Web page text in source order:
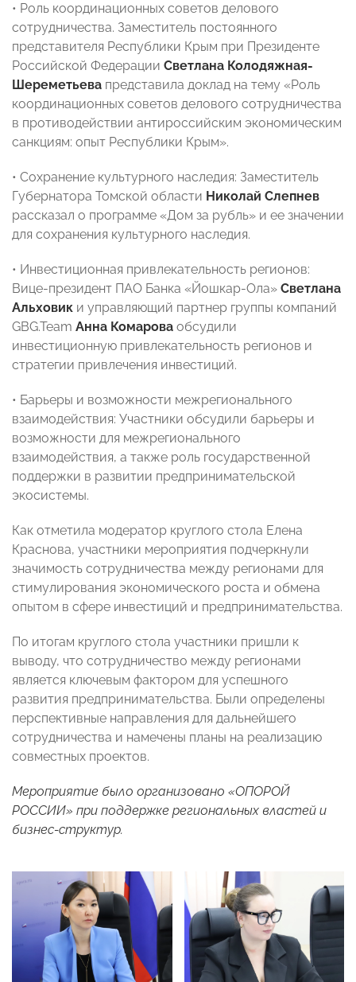
• Роль координационных советов делового
сотрудничества. Заместитель постоянного
представителя Республики Крым при Президенте
Российской Федерации Светлана Колодяжная-
Шереметьева представила доклад на тему «Роль
координационных советов делового сотрудничества
в противодействии антироссийским экономическим
санкциям: опыт Республики Крым».
• Сохранение культурного наследия: Заместитель
Губернатора Томской области Николай Слепнев
рассказал о программе «Дом за рубль» и ее значении
для сохранения культурного наследия.
• Инвестиционная привлекательность регионов:
Вице-президент ПАО Банка «Йошкар-Ола» Светлана
Альховик и управляющий партнер группы компаний
GBG.Team Анна Комарова обсудили
инвестиционную привлекательность регионов и
стратегии привлечения инвестиций.
• Барьеры и возможности межрегионального
взаимодействия: Участники обсудили барьеры и
возможности для межрегионального
взаимодействия, а также роль государственной
поддержки в развитии предпринимательской
экосистемы.
Как отметила модератор круглого стола Елена
Краснова, участники мероприятия подчеркнули
значимость сотрудничества между регионами для
стимулирования экономического роста и обмена
опытом в сфере инвестиций и предпринимательства.
По итогам круглого стола участники пришли к
выводу, что сотрудничество между регионами
является ключевым фактором для успешного
развития предпринимательства. Были определены
перспективные направления для дальнейшего
сотрудничества и намечены планы на реализацию
совместных проектов.
Мероприятие было организовано «ОПОРОЙ
РОССИИ» при поддержке региональных властей и
бизнес-структур.